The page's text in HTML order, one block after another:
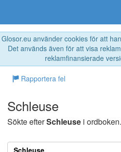
Glosor.eu använder cookies för att
Det används även för att visa
reklamfinansierade
Rapportera fel
Schleuse
Sökte efterSchleuse i ordboken.